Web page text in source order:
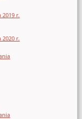
2019 r.
2020 r.